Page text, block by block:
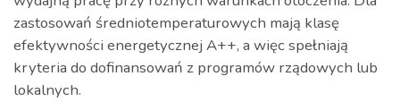
zastosowań średniotemperaturowych mają klasę
efektywności energetycznej A++, a więc spełniają
kryteria do dofinansowań z programów rządowych lub
lokalnych.